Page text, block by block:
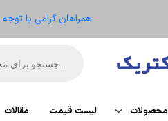
همراهان گرامی با
محصولات لیست قیمت مقالات